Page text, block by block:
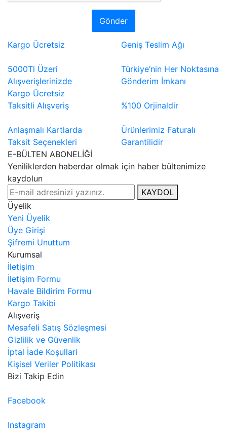
Gönder
Kargo Ücretsiz
5000Tl Üzeri
Alışverişlerinizde
Kargo Ücretsiz
Geniş Teslim Ağı
Türkiye’nin Her Noktasına
Gönderim İmkanı
Taksitli Alışveriş
Anlaşmalı Kartlarda
Taksit Seçenekleri
%100 Orjinaldir
Ürünlerimiz Faturalı
Garantilidir
E-BÜLTEN ABONELİĞİ
Yeniliklerden haberdar olmak için haber bültenimize
kaydolun
KAYDOL
Üyelik
Yeni Üyelik
Üye Girişi
Şifremi Unuttum
Kurumsal
İletişim
İletişim Formu
Havale Bildirim Formu
Kargo Takibi
Alışveriş
Mesafeli Satış Sözleşmesi
Gizlilik ve Güvenlik
İptal İade Koşullari
Kişisel Veriler Politikası
Bizi Takip Edin
Facebook
Instagram